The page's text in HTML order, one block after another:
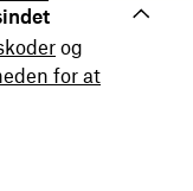
og
for at